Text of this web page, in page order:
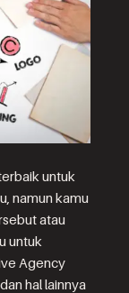
untuk
namun kamu
atau
untuk
Agency
hal lainnya